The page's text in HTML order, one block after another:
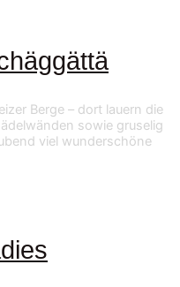
Berge – dort lauern die
sowie gruselig
viel wunderschöne